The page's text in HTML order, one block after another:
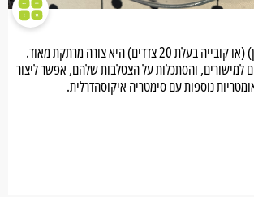
העשרימון (אִיקוֹסָהֶדְרוֹן) (או קובייה בעלת 20 צדדים) היא צורה מרתקת מאוד.
הרחבת 20 הפנים למישורים, והסתכלות על הצטלבות שלהם, אפשר ליצור
נוספות עם סימטריה איקוסהדרלית.